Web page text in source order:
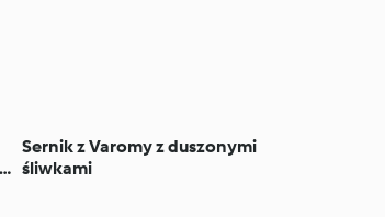
Sernik z Varomy z duszonymi
śliwkami